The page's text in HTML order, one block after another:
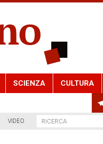
SCIENZA CULTURA
VIDEO